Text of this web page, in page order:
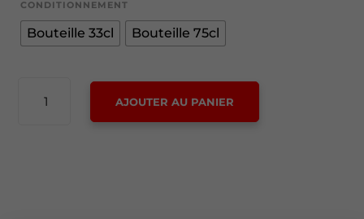
CONDITIONNEMENT
Bouteille 33cl Bouteille 75cl
AJOUTER AU PANIER